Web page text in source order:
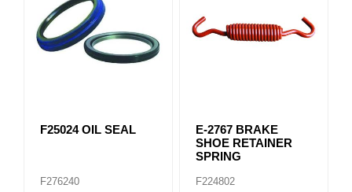
F25024 OIL SEAL
F276240
E-2767 BRAKE
SHOE RETAINER
SPRING
F224802